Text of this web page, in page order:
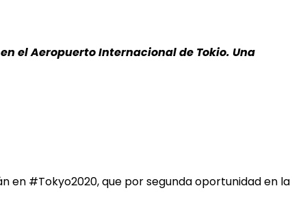
el Aeropuerto Internacional de Tokio. Una
en #Tokyo2020, que por segunda oportunidad en la